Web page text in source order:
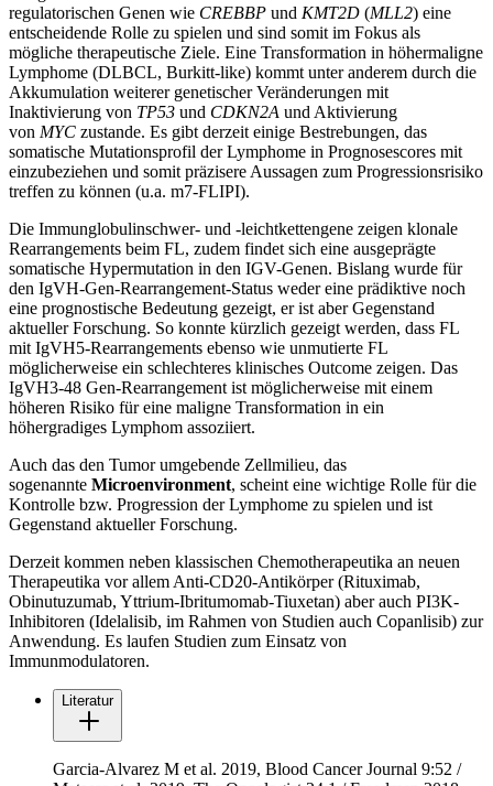
regulatorischen Genen wie CREBBP und KMT2D (MLL2) eine
entscheidende Rolle zu spielen und sind somit im Fokus als
mögliche therapeutische Ziele. Eine Transformation in höhermaligne
Lymphome (DLBCL, Burkitt-like) kommt unter anderem durch die
Akkumulation weiterer genetischer Veränderungen mit
Inaktivierung von TP53 und CDKN2A und Aktivierung
von MYC zustande. Es gibt derzeit einige Bestrebungen, das
somatische Mutationsprofil der Lymphome in Prognosescores mit
einzubeziehen und somit präzisere Aussagen zum Progressionsrisiko
treffen zu können (u.a. m7-FLIPI).
Die Immunglobulinschwer- und -leichtkettengene zeigen klonale
Rearrangements beim FL, zudem findet sich eine ausgeprägte
somatische Hypermutation in den IGV-Genen. Bislang wurde für
den IgVH-Gen-Rearrangement-Status weder eine prädiktive noch
eine prognostische Bedeutung gezeigt, er ist aber Gegenstand
aktueller Forschung. So konnte kürzlich gezeigt werden, dass FL
mit IgVH5-Rearrangements ebenso wie unmutierte FL
möglicherweise ein schlechteres klinisches Outcome zeigen. Das
IgVH3-48 Gen-Rearrangement ist möglicherweise mit einem
höheren Risiko für eine maligne Transformation in ein
höhergradiges Lymphom assoziiert.
Auch das den Tumor umgebende Zellmilieu, das
sogenannte Microenvironment, scheint eine wichtige Rolle für die
Kontrolle bzw. Progression der Lymphome zu spielen und ist
Gegenstand aktueller Forschung.
Derzeit kommen neben klassischen Chemotherapeutika an neuen
Therapeutika vor allem Anti-CD20-Antikörper (Rituximab,
Obinutuzumab, Yttrium-Ibritumomab-Tiuxetan) aber auch PI3K-
Inhibitoren (Idelalisib, im Rahmen von Studien auch Copanlisib) zur
Anwendung. Es laufen Studien zum Einsatz von
Immunmodulatoren.
Literatur
Garcia-Alvarez M et al. 2019, Blood Cancer Journal 9:52 /